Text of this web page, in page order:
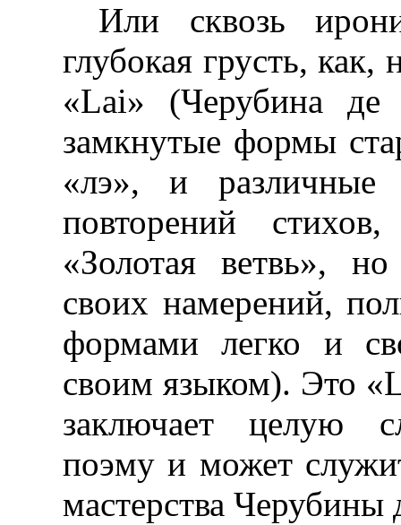
Или сквозь
глубокая грусть,
«Lai» (Черубина
замкнутые формы
«лэ», и различные
повторений
«Золотая ветвь»,
своих намерений,
формами легко и
своим языком). Это
заключает целую
поэму и может
мастерства Черубины